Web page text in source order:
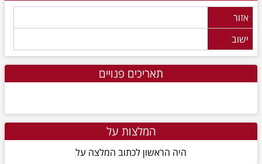
אזור
ישוב
תאריכים פנויים
המלצות על
היה הראשון לכתוב המלצה על